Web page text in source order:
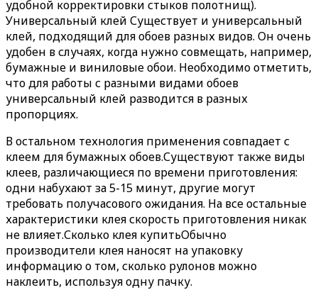
удобной корректировки стыков полотнищ).
Универсальный клей Существует и универсальный
клей, подходящий для обоев разных видов. Он очень
удобен в случаях, когда нужно совмещать, например,
бумажные и виниловые обои. Необходимо отметить,
что для работы с разными видами обоев
универсальный клей разводится в разных
пропорциях.
В остальном технология применения совпадает с
клеем для бумажных обоев.Существуют также виды
клеев, различающиеся по времени приготовления:
одни набухают за 5-15 минут, другие могут
требовать получасового ожидания. На все остальные
характеристики клея скорость приготовления никак
не влияет.Сколько клея купитьОбычно
производители клея наносят на упаковку
информацию о том, сколько рулонов можно
наклеить, используя одну пачку.